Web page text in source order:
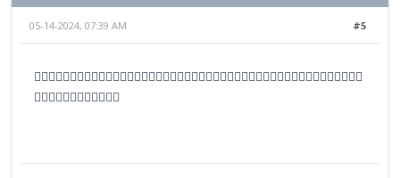
#5
05-14-2024, 07:39 AM
✍🏻✍🏻✍🏻✍🏻✍🏻✍🏻✍🏻✍🏻✍🏻✍🏻✍🏻✍🏻✍🏻✍🏻✍🏻✍🏻✍🏻✍🏻✍🏻✍🏻✍🏻✍🏻✍🏻
✍🏻✍🏻✍🏻✍🏻✍🏻✍🏻